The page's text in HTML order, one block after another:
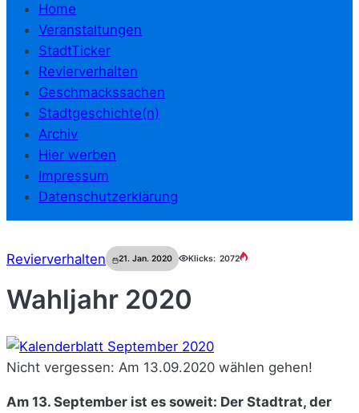
Home
Veranstaltungen
StadtTicker
Revierverhalten
Geschmackssachen
Stadtgeschichte(n)
Archiv
Hier werben
Impressum
Datenschutzerklärung
Revierverhalten 21. Jan. 2020 Klicks: 2072
Wahljahr 2020
Nicht vergessen: Am 13.09.2020 wählen gehen!
Am 13. September ist es soweit: Der Stadtrat, der